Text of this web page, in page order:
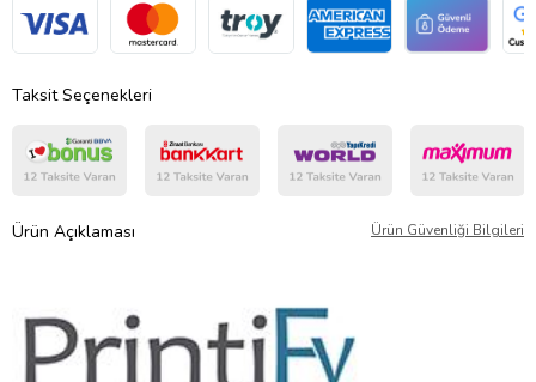
Taksit Seçenekleri
Ürün Açıklaması Ürün Güvenliği Bilgileri